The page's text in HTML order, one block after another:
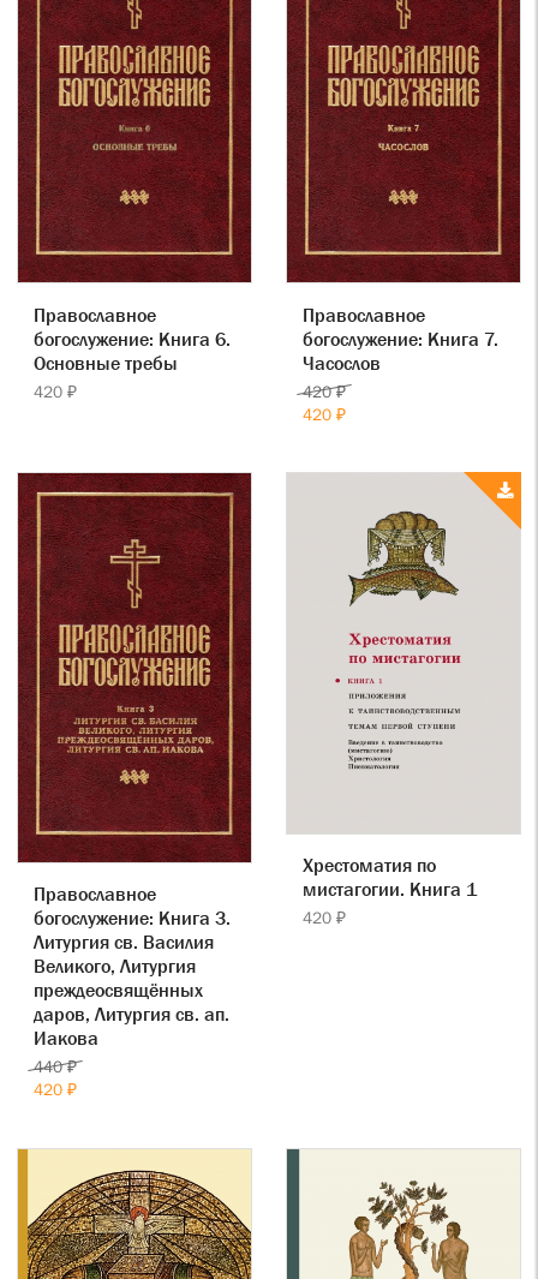
Православное
богослужение: Книга 6.
Основные требы
420 ₽
Православное
богослужение: Книга 7.
Часослов
420 ₽
420 ₽
Православное
богослужение: Книга 3.
Литургия св. Василия
Великого, Литургия
преждеосвящённых
даров, Литургия св. ап.
Иакова
440 ₽
420 ₽
Хрестоматия по
мистагогии. Книга 1
420 ₽